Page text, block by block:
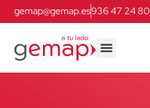
gemap@gemap.es936 47 24 80